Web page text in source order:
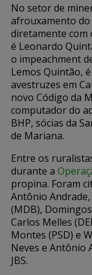
No setor de
afrouxamento do
diretamente com
é Leonardo
o impeachment
Lemos Quintão,
avestruzes em
novo Código da
computador do
BHP, sócias da
de Mariana.
Entre os
durante a
propina. Foram
Antônio
(MDB),
Carlos Melles
Montes (PSD) e
Neves e Antônio
JBS.